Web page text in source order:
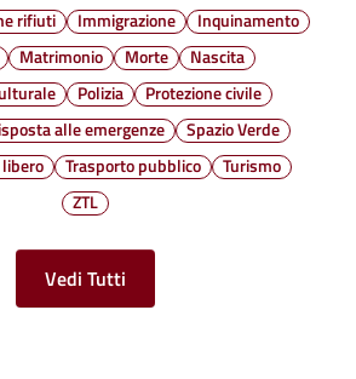
rifiuti Immigrazione
Inquinamento
Matrimonio Morte
Nascita
Polizia
Protezione civile
alle emergenze
Spazio Verde
Trasporto pubblico
Turismo
ZTL
Vedi Tutti